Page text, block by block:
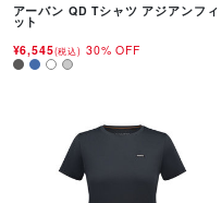
アーバン QD Tシャツ アジアンフィ
ット
¥6,545(税込) 30% OFF